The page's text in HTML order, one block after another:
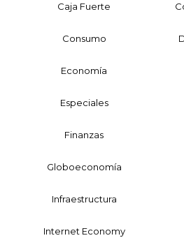
Caja Fuerte
Consumo
Economía
Especiales
Finanzas
Globoeconomía
Infraestructura
Internet Economy